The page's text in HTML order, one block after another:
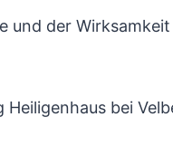
und der
bei